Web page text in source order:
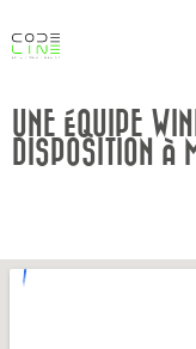
UNE ÉQUIPE
DISPOSITION À